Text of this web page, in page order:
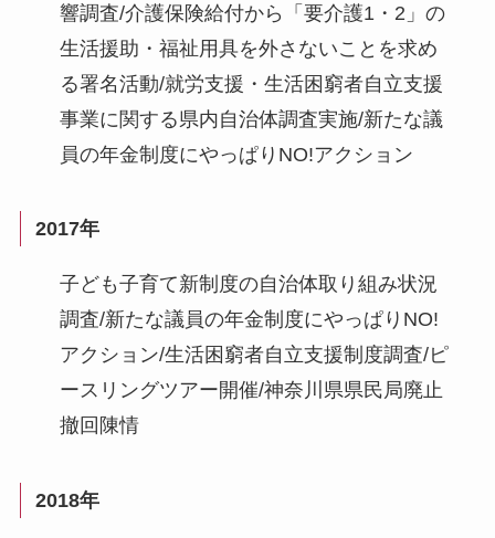
響調査/介護保険給付から「要介護1・2」の
生活援助・福祉用具を外さないことを求め
る署名活動/就労支援・生活困窮者自立支援
事業に関する県内自治体調査実施/新たな議
員の年金制度にやっぱりNO!アクション
2017年
子ども子育て新制度の自治体取り組み状況
調査/新たな議員の年金制度にやっぱりNO!
アクション/生活困窮者自立支援制度調査/ピ
ースリングツアー開催/神奈川県県民局廃止
撤回陳情
2018年